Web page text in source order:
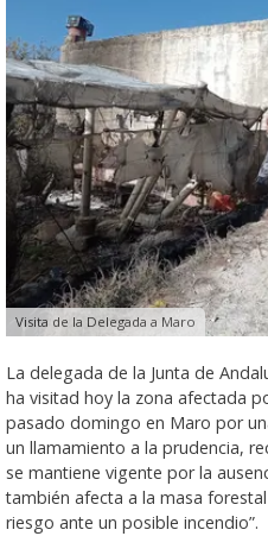
Visita de la Delegada a Maro
La delegada de la Junta de
ha visitad hoy la zona afectada
pasado domingo en Maro por
un llamamiento a la prudencia,
se mantiene vigente por la
también afecta a la masa
riesgo ante un posible incendio”.